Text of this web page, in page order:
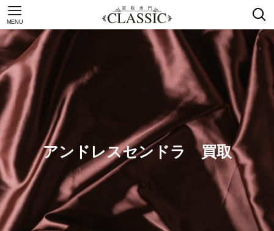
MENU
アンドレスセンドラ 買取